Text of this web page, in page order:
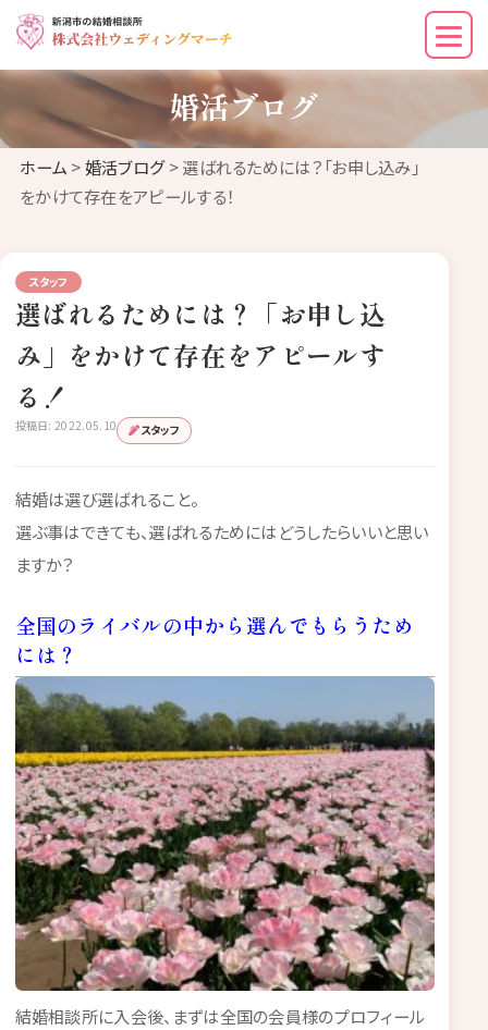
婚活ブログ
ホーム >婚活ブログ> 選ばれるためには？「お申し込み」
をかけて存在をアピールする！
スタッフ
選ばれるためには？「お申し込
み」をかけて存在をアピールす
る！
投稿日: 2022.05.10 スタッフ
結婚は選び選ばれること。
選ぶ事はできても、選ばれるためにはどうしたらいいと思い
ますか？
全国のライバルの中から選んでもらうため
には？
結婚相談所に入会後、まずは全国の会員様のプロフィール